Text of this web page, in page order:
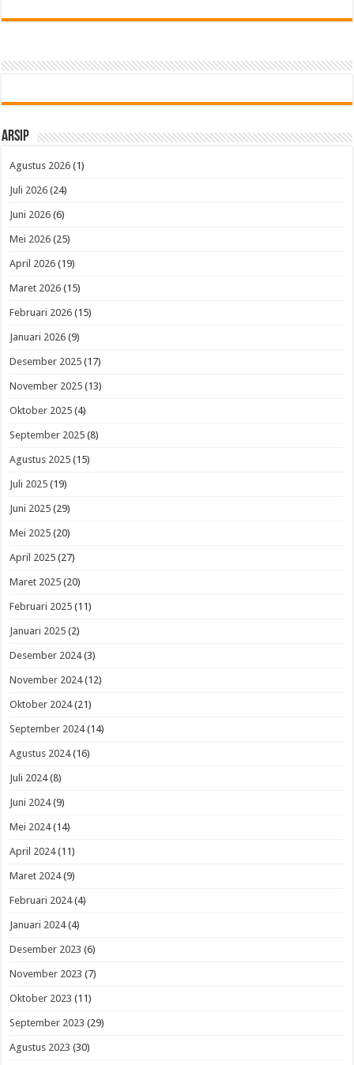
Arsip
Agustus 2026 (1)
Juli 2026 (24)
Juni 2026 (6)
Mei 2026 (25)
April 2026 (19)
Maret 2026 (15)
Februari 2026 (15)
Januari 2026 (9)
Desember 2025 (17)
November 2025 (13)
Oktober 2025 (4)
September 2025 (8)
Agustus 2025 (15)
Juli 2025 (19)
Juni 2025 (29)
Mei 2025 (20)
April 2025 (27)
Maret 2025 (20)
Februari 2025 (11)
Januari 2025 (2)
Desember 2024(3)
November 2024(12)
Oktober 2024(21)
September 2024(14)
Agustus 2024(16)
Juli 2024(8)
Juni 2024(9)
Mei 2024(14)
April 2024(11)
Maret 2024(9)
Februari 2024(4)
Januari 2024(4)
Desember 2023 (6)
November 2023 (7)
Oktober 2023 (11)
September 2023 (29)
Agustus 2023 (30)